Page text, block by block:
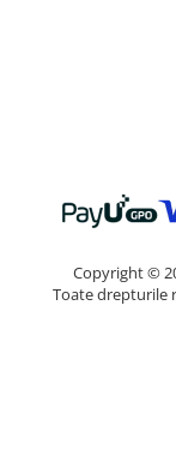
Copyright ©
Toate drepturile